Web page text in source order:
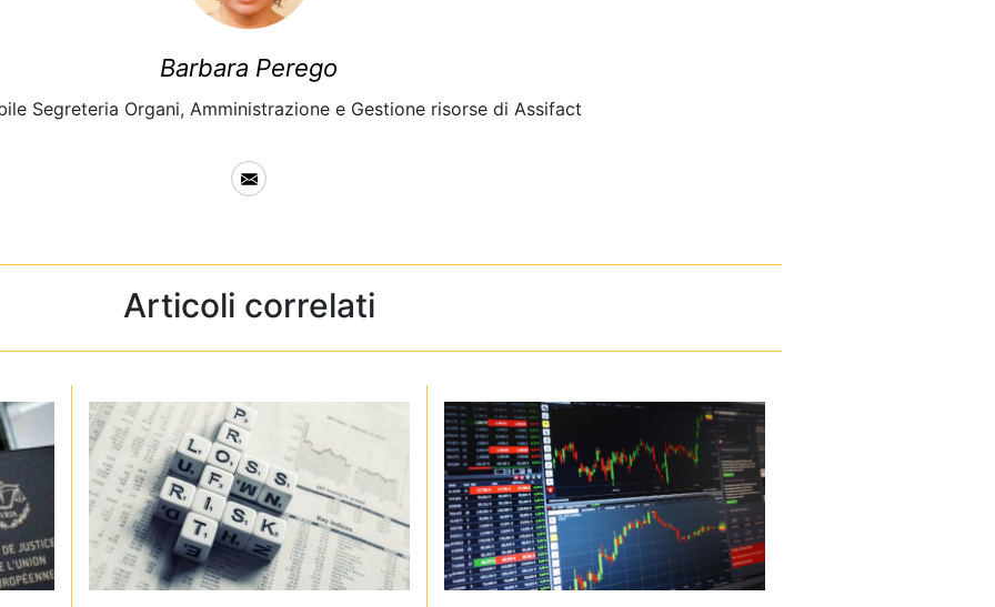
Barbara Perego
Segreteria Organi, Amministrazione e Gestione risorse di Assifact
Articoli correlati